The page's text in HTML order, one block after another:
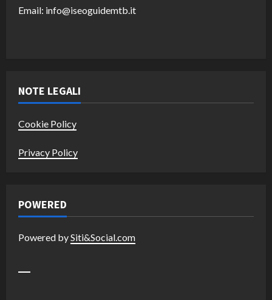
Email: info@iseoguidemtb.it
NOTE LEGALI
Cookie Policy
Privacy Policy
POWERED
Powered bySiti&Social.com